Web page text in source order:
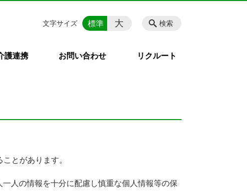
護連携 お問い合わせ リクルート
検索
文字サイズ 標準 大
とがあります。
人の情報を十分に配慮し慎重な個人情報等の保